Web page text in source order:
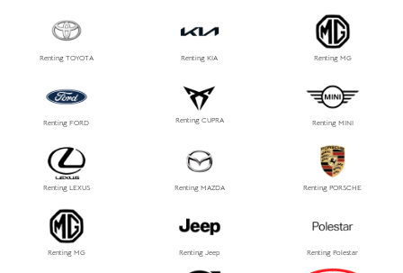
Renting TOYOTA Renting KIA Renting MG
Renting FORD Renting CUPRA Renting MINI
Renting LEXUS Renting MAZDA Renting PORSCHE
Renting MG Renting Jeep Renting Polestar